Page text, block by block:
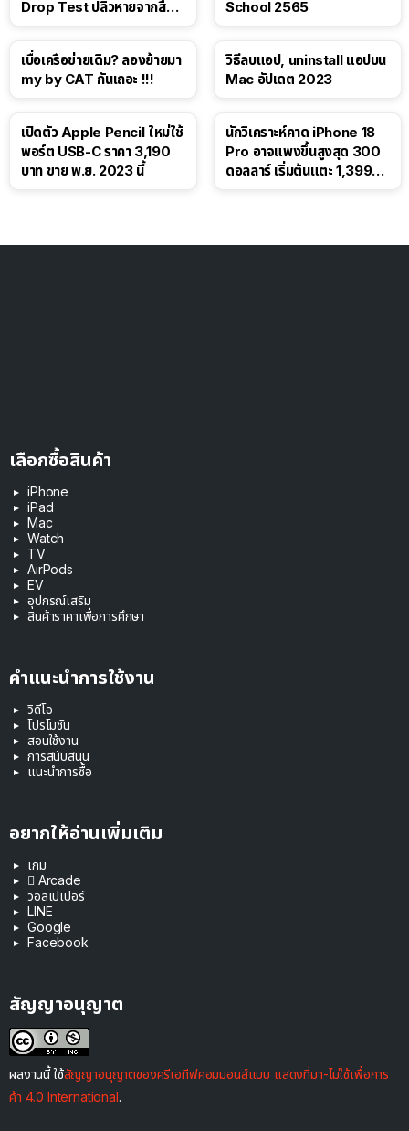
Drop Test ปลิวหายจากสื่อ
School 2565
เบื่อเครือข่ายเดิม? ลองย้ายมา
my by CAT กันเถอะ !!!
วิธีลบแอป, uninstall แอปบน
Mac อัปเดต 2023
เปิดตัว Apple Pencil ใหม่ใช้
พอร์ต USB-C ราคา 3,190
บาท ขาย พ.ย. 2023 นี้
นักวิเคราะห์คาด iPhone 18
Pro อาจแพงขึ้นสูงสุด 300
ดอลลาร์ เริ่มต้นแตะ 1,399
เลือกซื้อสินค้า
iPhone
iPad
Mac
Watch
TV
AirPods
EV
อุปกรณ์เสริม
สินค้าราคาเพื่อการศึกษา
คำแนะนำการใช้งาน
วิดีโอ
โปรโมชัน
สอนใช้งาน
การสนับสนุน
แนะนำการซื้อ
อยากให้อ่านเพิ่มเติม
เกม
 Arcade
วอลเปเปอร์
LINE
Google
Facebook
สัญญาอนุญาต
ผลงานนี้ ใช้สัญญาอนุญาตของครีเอทีฟคอมมอนส์แบบ แสดงที่มา-ไม่ใช้เพื่อการ
ค้า 4.0 International.